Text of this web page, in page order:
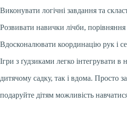
Виконувати логічні завдання та
Розвивати навички лічби, порівняння
Вдосконалювати координацію рук і
Ігри з ґудзиками легко інтегрувати
дитячому садку, так і вдома. Просто
подаруйте дітям можливість